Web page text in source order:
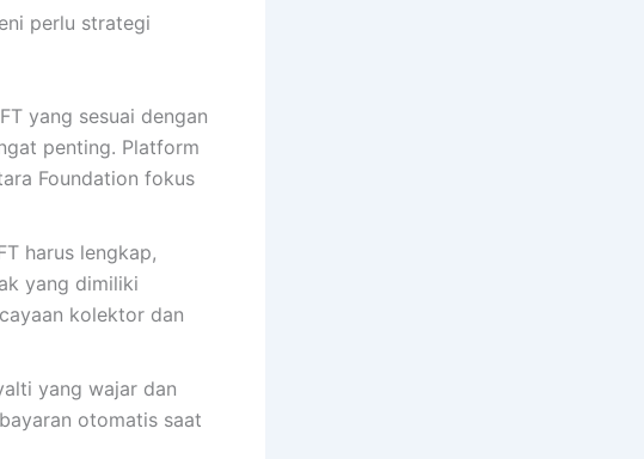
perlu strategi
yang sesuai dengan
penting. Platform
Foundation fokus
harus lengkap,
yang dimiliki
kolektor dan
yang wajar dan
otomatis saat